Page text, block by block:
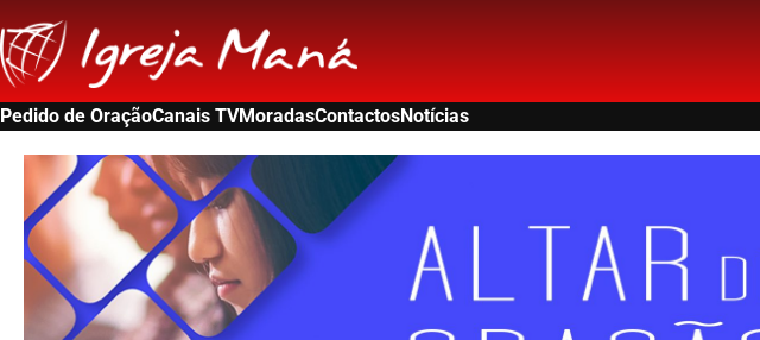
Pedido de OraçãoCanais TVMoradasContactosNotícias